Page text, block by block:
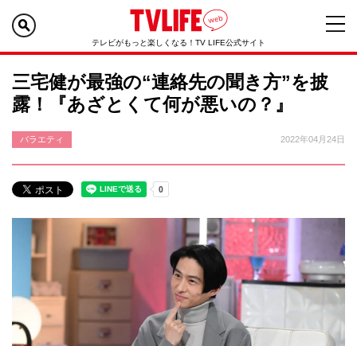
テレビがもっと楽しくなる！TV LIFE公式サイト
三宅健が最強の“連絡先の聞き方”を披
露！『あざとくて何が悪いの？』
バラエティ 2022年04月24日